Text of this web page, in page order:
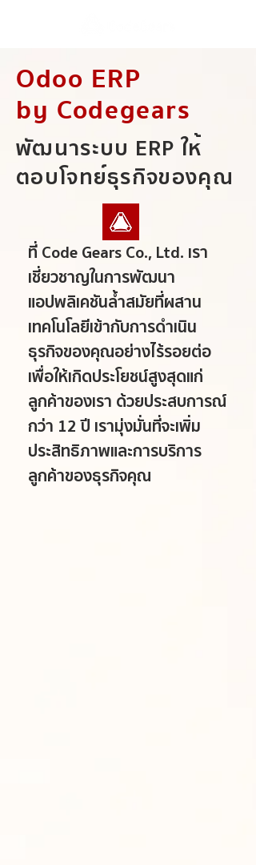
Odoo ERP
by Codegears
พัฒนาระบบ ERP ให้
ตอบโจทย์ธุรกิจของคุณ
ที่ Code Gears Co., Ltd. เรา
เชี่ยวชาญในการพัฒนา
แอปพลิเคชันล้ำสมัยที่ผสาน
เทคโนโลยีเข้ากับการดำเนิน
ธุรกิจของคุณอย่างไร้รอยต่อ
เพื่อให้เกิดประโยชน์สูงสุดแก่
ลูกค้าของเรา ด้วยประสบการณ์
กว่า 12 ปี เรามุ่งมั่นที่จะเพิ่ม
ประสิทธิภาพและการบริการ
ลูกค้าของธุรกิจคุณ​